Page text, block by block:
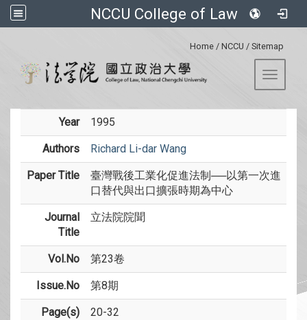
NCCU College of Law
Home / NCCU / Sitemap
Toggle
Year 1995
Authors Richard Li-dar Wang
Paper Title
臺灣戰後工業化促進法制──以第一次進
口替代與出口擴張時期為中心
Journal
Title
立法院院聞
Vol.No 第23卷
Issue.No 第8期
Page(s) 20-32